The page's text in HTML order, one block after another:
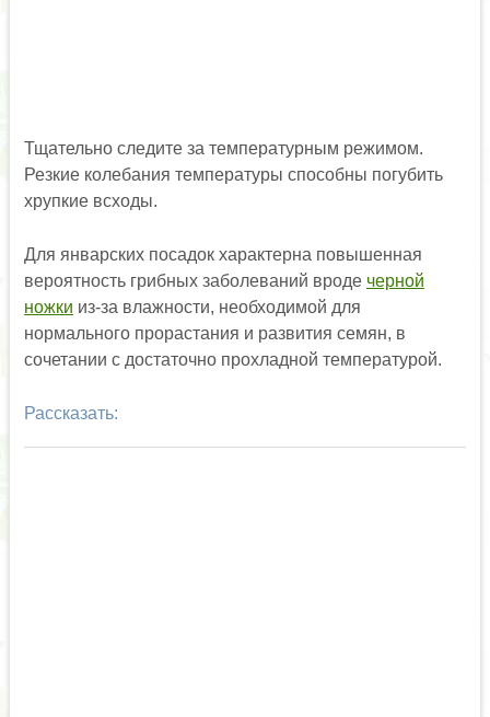
Тщательно следите за температурным режимом.
Резкие колебания температуры способны погубить
хрупкие всходы.
Для январских посадок характерна повышенная
вероятность грибных заболеваний вроде черной
ножки из-за влажности, необходимой для
нормального прорастания и развития семян, в
сочетании с достаточно прохладной температурой.
Рассказать: